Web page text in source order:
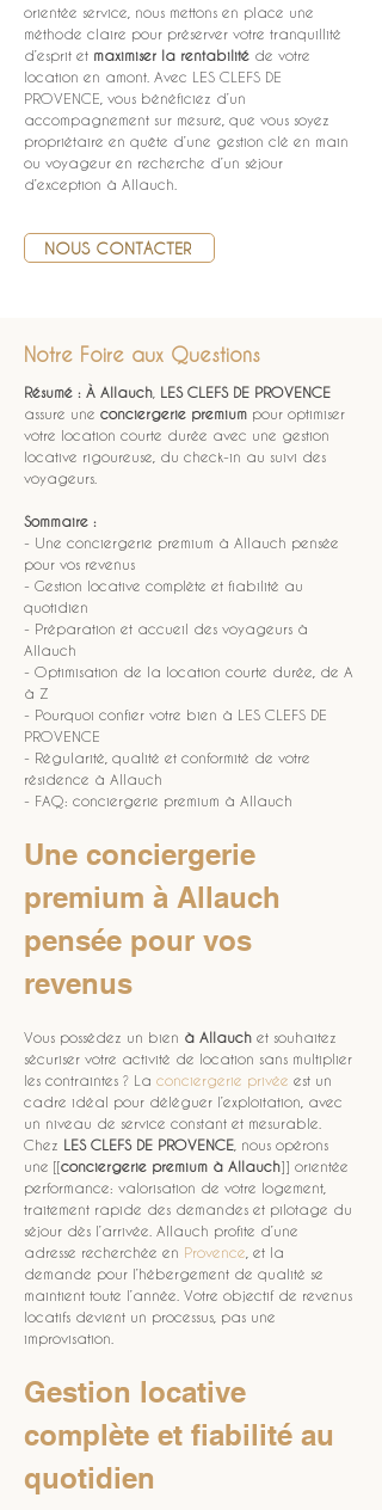
orientée service, nous mettons en place une
méthode claire pour préserver votre tranquillité
d’esprit et maximiser la rentabilité de votre
location en amont. Avec LES CLEFS DE
PROVENCE, vous bénéficiez d’un
accompagnement sur mesure, que vous soyez
propriétaire en quête d’une gestion clé en main
ou voyageur en recherche d’un séjour
d’exception à Allauch.
NOUS CONTACTER
Notre Foire aux Questions
Résumé : À Allauch LES CLEFS DE PROVENCE
assure une conciergerie premium pour optimiser
votre location courte durée avec une gestion
locative rigoureuse, du check-in au suivi des
voyageurs.
Sommaire :
- Une conciergerie premium à Allauch pensée
pour vos revenus
- Gestion locative complète et fiabilité au
quotidien
- Préparation et accueil des voyageurs à
Allauch
- Optimisation de la location courte durée, de A
à Z
- Pourquoi confier votre bien à LES CLEFS DE
PROVENCE
- Régularité, qualité et conformité de votre
résidence à Allauch
- FAQ: conciergerie premium à Allauch
Une conciergerie
premium à Allauch
pensée pour vos
revenus
Vous possédez un bien à Allauch et souhaitez
sécuriser votre activité de location sans multiplier
les contraintes ? La conciergerie privée est un
cadre idéal pour déléguer l’exploitation, avec
un niveau de service constant et mesurable.
Chez LES CLEFS DE PROVENCE , nous opérons
une [[conciergerie premium à Allauch]] orientée
performance: valorisation de votre logement,
traitement rapide des demandes et pilotage du
séjour dès l’arrivée. Allauch profite d’une
adresse recherchée en Provence , et la
demande pour l’hébergement de qualité se
maintient toute l’année. Votre objectif de revenus
locatifs devient un processus, pas une
improvisation.
Gestion locative
complète et fiabilité au
quotidien